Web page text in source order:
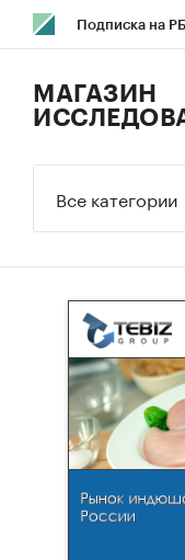
Подписка на
Исследования
МАГАЗИН
Все категории